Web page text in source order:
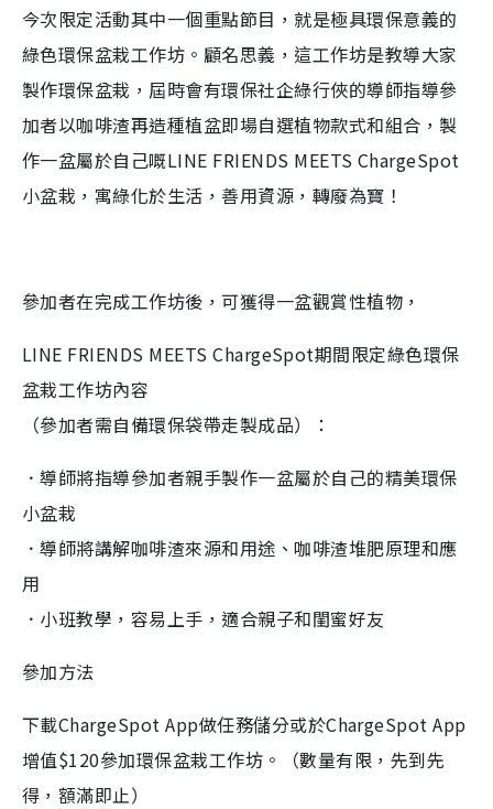
今次限定活動其中一個重點節目，就是極具環保意義的
綠色環保盆栽工作坊。顧名思義，這工作坊是教導大家
製作環保盆栽，屆時會有環保社企綠行俠的導師指導參
加者以咖啡渣再造種植盆即場自選植物款式和組合，製
作一盆屬於自己嘅LINE FRIENDS MEETS ChargeSpot
小盆栽，寓綠化於生活，善用資源，轉廢為寶！
參加者在完成工作坊後，可獲得一盆觀賞性植物，
LINE FRIENDS MEETS ChargeSpot期間限定綠色環保
盆栽工作坊內容
（參加者需自備環保袋帶走製成品）：
．導師將指導參加者親手製作一盆屬於自己的精美環保
小盆栽
．導師將講解咖啡渣來源和用途、咖啡渣堆肥原理和應
用
．小班教學，容易上手，適合親子和閨蜜好友
參加方法
下載ChargeSpot App做任務儲分或於ChargeSpot App
增值$120參加環保盆栽工作坊。（數量有限，先到先
得，額滿即止）